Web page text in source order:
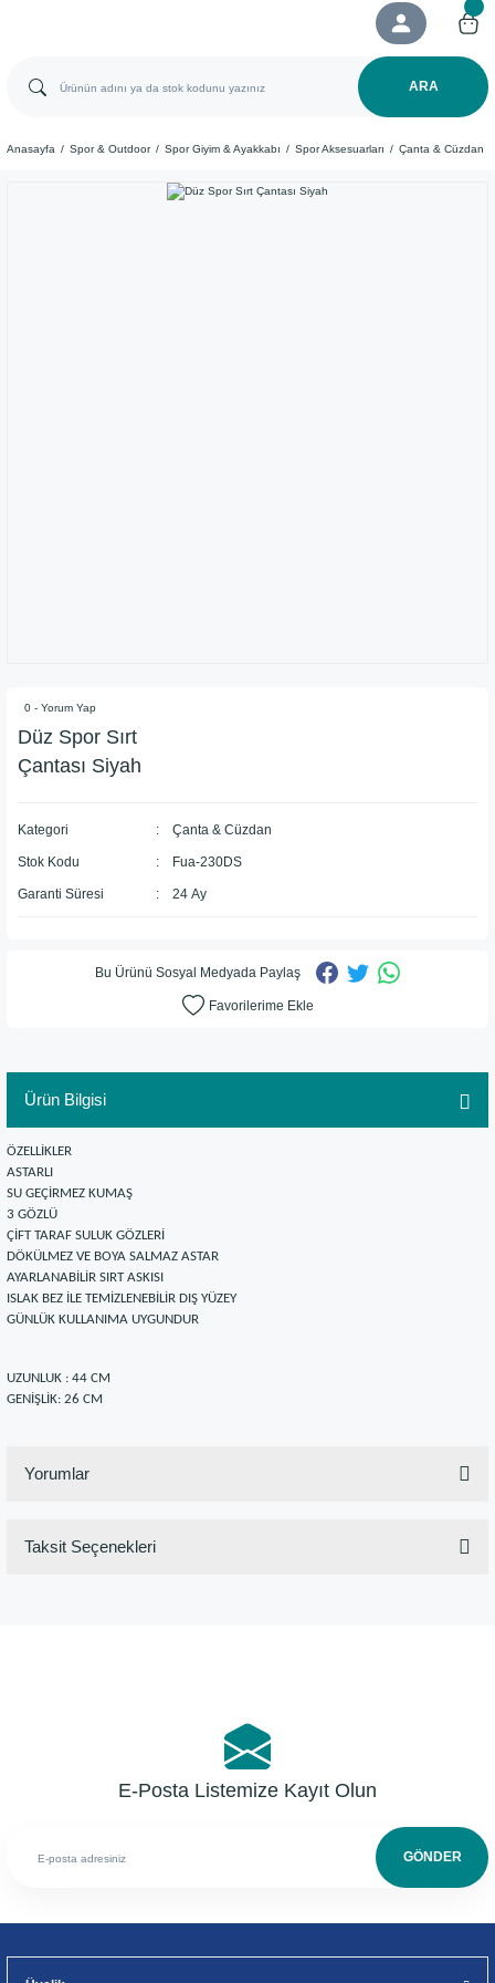
ARA
Anasayfa Spor & Outdoor Spor Giyim & Ayakkabı Spor Aksesuarları Çanta & Cüzdan
0 - Yorum Yap
Düz Spor Sırt
Çantası Siyah
Kategori Çanta & Cüzdan
Stok Kodu Fua-230DS
Garanti Süresi 24 Ay
Bu Ürünü Sosyal Medyada Paylaş
Ürün Bilgisi
ÖZELLİKLER
ASTARLI
SU GEÇİRMEZ KUMAŞ
3 GÖZLÜ
ÇİFT TARAF SULUK GÖZLERİ
DÖKÜLMEZ VE BOYA SALMAZ ASTAR
AYARLANABİLİR SIRT ASKISI
ISLAK BEZ İLE TEMİZLENEBİLİR DIŞ YÜZEY
GÜNLÜK KULLANIMA UYGUNDUR
UZUNLUK : 44 CM
GENİŞLİK: 26 CM
Yorumlar
Taksit Seçenekleri
E-Posta Listemize Kayıt Olun
GÖNDER